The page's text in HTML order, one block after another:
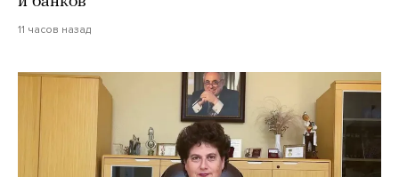
11 часов назад